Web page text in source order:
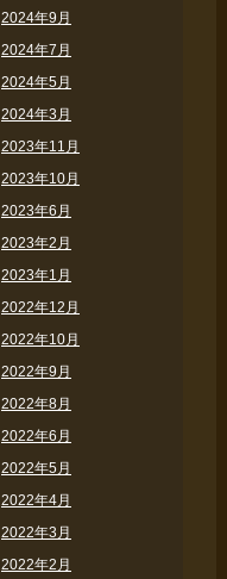
2024年9月
2024年7月
2024年5月
2024年3月
2023年11月
2023年10月
2023年6月
2023年2月
2023年1月
2022年12月
2022年10月
2022年9月
2022年8月
2022年6月
2022年5月
2022年4月
2022年3月
2022年2月